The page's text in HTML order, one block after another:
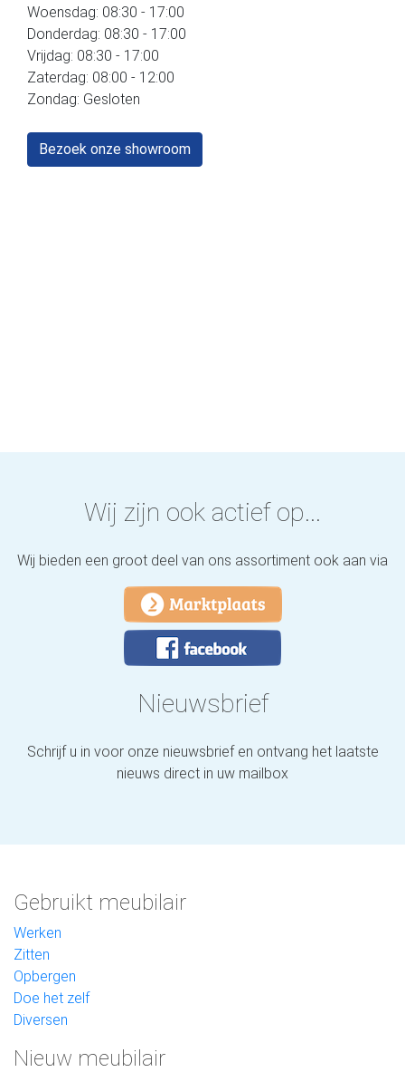
Woensdag: 08:30 - 17:00
Donderdag: 08:30 - 17:00
Vrijdag: 08:30 - 17:00
Zaterdag: 08:00 - 12:00
Zondag: Gesloten
Bezoek onze showroom
Wij zijn ook actief op...
Wij bieden een groot deel van ons assortiment ook aan via
Nieuwsbrief
Schrijf u in voor onze nieuwsbrief en ontvang het laatste
nieuws direct in uw mailbox
Gebruikt meubilair
Werken
Zitten
Opbergen
Doe het zelf
Diversen
Nieuw meubilair